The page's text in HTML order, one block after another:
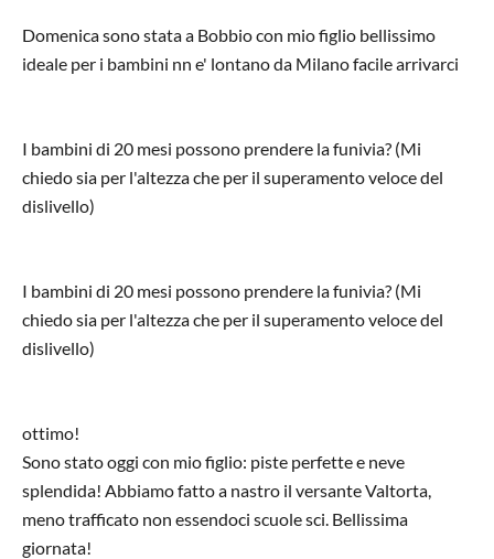
Domenica sono stata a Bobbio con mio figlio bellissimo
ideale per i bambini nn e' lontano da Milano facile arrivarci
I bambini di 20 mesi possono prendere la funivia? (Mi
chiedo sia per l'altezza che per il superamento veloce del
dislivello)
I bambini di 20 mesi possono prendere la funivia? (Mi
chiedo sia per l'altezza che per il superamento veloce del
dislivello)
ottimo!
Sono stato oggi con mio figlio: piste perfette e neve
splendida! Abbiamo fatto a nastro il versante Valtorta,
meno trafficato non essendoci scuole sci. Bellissima
giornata!